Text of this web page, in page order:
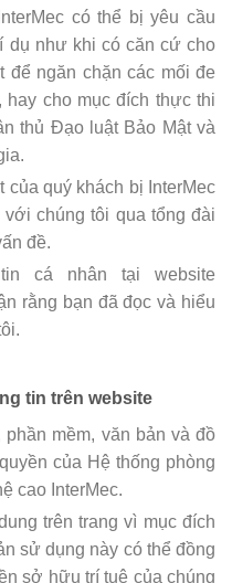
có thể bị yêu cầu
dụ như khi có căn cứ cho
để ngăn chặn các mối đe
cho mục đích thực thi
thủ Đạo luật Bảo Mật và
của quý khách bị InterMec
chúng tôi qua tổng đài
đề.
cá nhân tại website
rằng bạn đã đọc và hiểu
tin trên website
mềm, văn bản và đồ
của Hệ thống phòng
cao InterMec.
trên trang vì mục đích
sử dụng này có thể đồng
sở hữu trí tuệ của chúng